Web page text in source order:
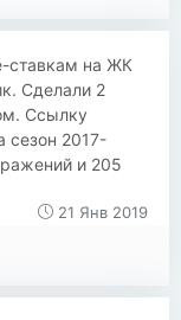
ставкам на ЖК
Сделали 2
Ссылку
сезон 2017-
и 205
21 Янв 2019